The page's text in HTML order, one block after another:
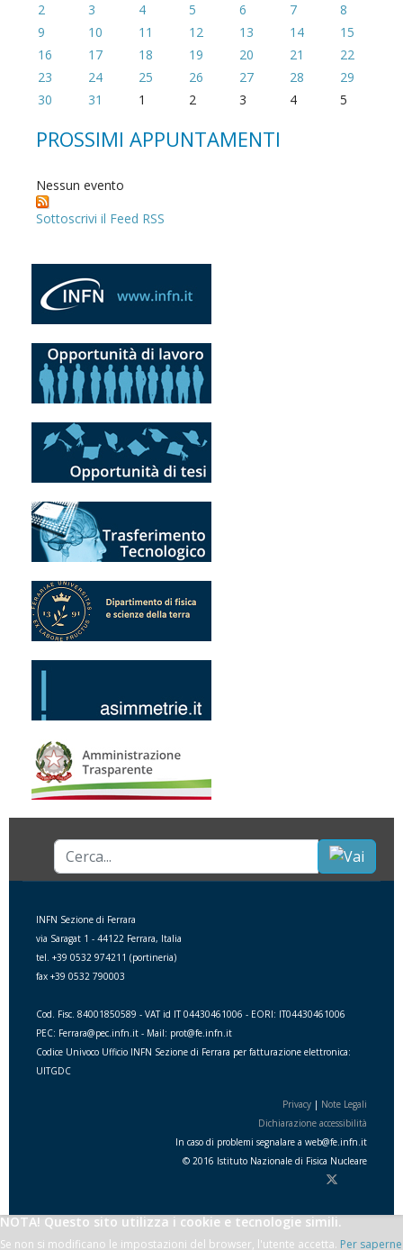
2
3 4 5 6 7
8
9
10 11 12 13 14
15
16
17 18 19 20 21
22
23
24 25 26 27 28
29
30
31 1 2 3 4 5
PROSSIMI APPUNTAMENTI
Nessun evento
Sottoscrivi il Feed RSS
Cerca...
INFN Sezione di Ferrara
via Saragat 1 - 44122 Ferrara, Italia
tel. +39 0532 974211 (portineria)
fax +39 0532 790003
Cod. Fisc. 84001850589 - VAT id IT 04430461006 - EORI: IT04430461006
PEC: Ferrara@pec.infn.it - Mail: prot@fe.infn.it
Codice Univoco Ufficio INFN Sezione di Ferrara per fatturazione elettronica:
UITGDC
Privacy | Note Legali
Dichiarazione accessibilità
In caso di problemi segnalare a web@fe.infn.it
© 2016 Istituto Nazionale di Fisica Nucleare
NOTA! Questo sito utilizza i cookie e tecnologie simili.
Se non si modificano le impostazioni del browser, l'utente accetta. Per saperne